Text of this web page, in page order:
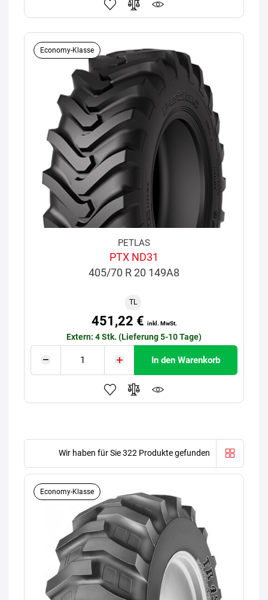
Economy-Klasse
PETLAS
PTX ND31
405/70 R 20 149A8
TL
451,22 € inkl. MwSt.
Extern: 4 Stk. (Lieferung 5-10 Tage)
In den Warenkorb
Wir haben für Sie 322 Produkte gefunden
Economy-Klasse